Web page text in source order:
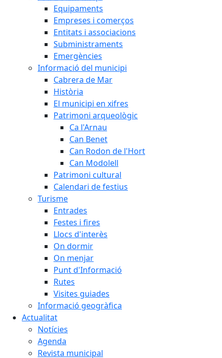
Equipaments
Empreses i comerços
Entitats i associacions
Subministraments
Emergències
Informació del municipi
Cabrera de Mar
Història
El municipi en xifres
Patrimoni arqueològic
Ca l'Arnau
Can Benet
Can Rodon de l'Hort
Can Modolell
Patrimoni cultural
Calendari de festius
Turisme
Entrades
Festes i fires
Llocs d'interès
On dormir
On menjar
Punt d'Informació
Rutes
Visites guiades
Informació geogràfica
Actualitat
Notícies
Agenda
Revista municipal